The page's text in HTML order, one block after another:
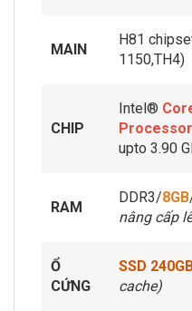
MAIN
H81
1150,TH4)
CHIP
Intel®
Processor
upto 3.90
RAM
DDR3/8GB
nâng cấp
Ổ
CỨNG
SSD
cache)